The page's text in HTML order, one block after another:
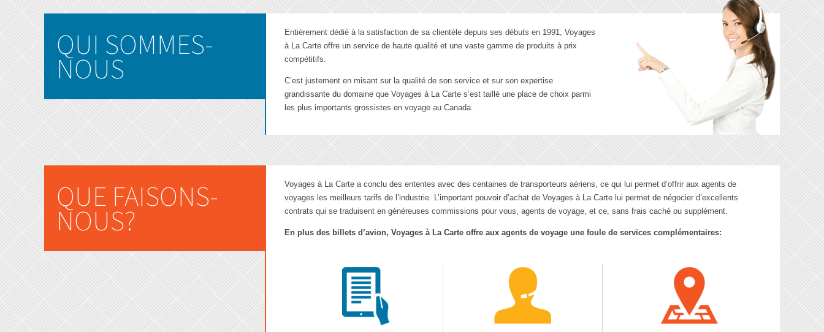
QUI SOMMES-
NOUS
Entièrement dédié à la satisfaction de sa clientèle depuis ses débuts en 1991, Voyages
à La Carte offre un service de haute qualité et une vaste gamme de produits à prix
compétitifs.
C’est justement en misant sur la qualité de son service et sur son expertise
grandissante du domaine que Voyages à La Carte s’est taillé une place de choix parmi
les plus importants grossistes en voyage au Canada.
QUE FAISONS-
NOUS?
Voyages à La Carte a conclu des ententes avec des centaines de transporteurs aériens, ce qui lui permet d’offrir aux agents de
voyages les meilleurs tarifs de l’industrie. L’important pouvoir d’achat de Voyages à La Carte lui permet de négocier d’excellents
contrats qui se traduisent en généreuses commissions pour vous, agents de voyage, et ce, sans frais caché ou supplément.
En plus des billets d’avion, Voyages à La Carte offre aux agents de voyage une foule de services complémentaires: